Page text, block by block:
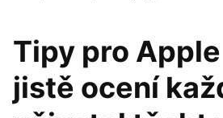
Tipy pro
jistě ocení